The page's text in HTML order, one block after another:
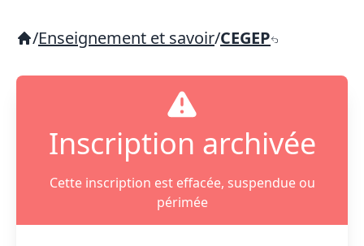
/Enseignement et savoir/CEGEP
Inscription archivée
Cette inscription est effacée, suspendue ou
périmée